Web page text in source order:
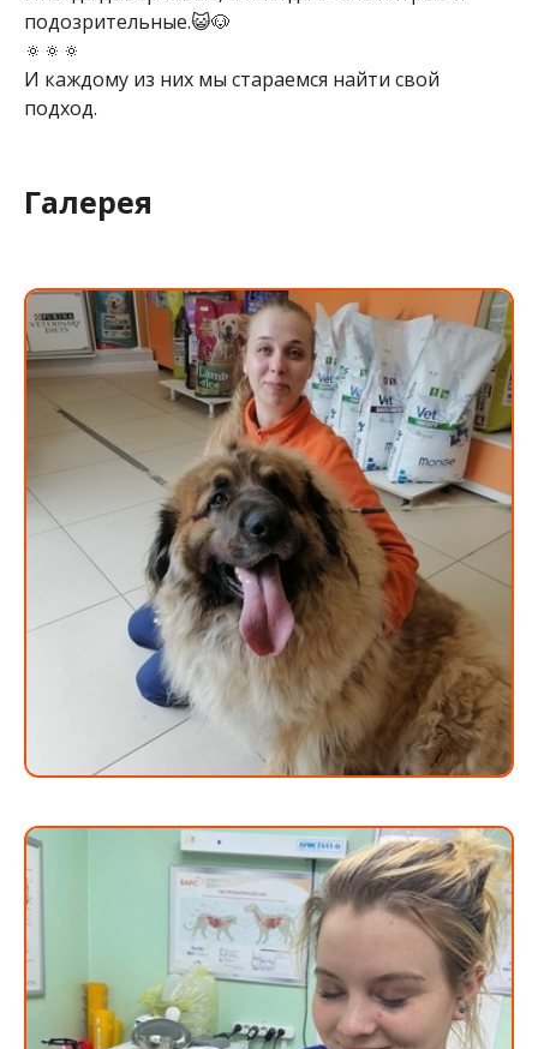
подозрительные.😺🐶
🔅🔅🔅
И каждому из них мы стараемся найти свой
подход.
Галерея